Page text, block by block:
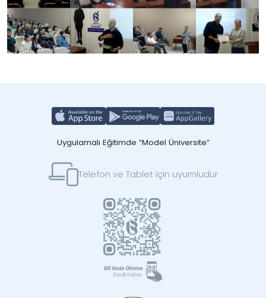
Uygulamalı Eğitimde “Model Üniversite”
Telefon ve Tablet için uyumludur